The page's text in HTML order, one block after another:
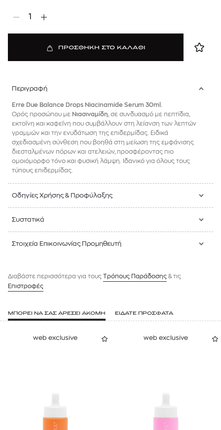
1
ΠΡΟΣΘΗΚΗ ΣΤΟ ΚΑΛΑΘΙ
Περιγραφή
Erre Due Balance Drops Niacinamide Serum 30ml.
Ορός προσώπου με Νιασιναμίδη, σε συνδυασμό με πεπτίδια,
εκτοΐνη και καφεΐνη που συμβάλλουν στη λείανση των λεπτών
γραμμών και την ενυδάτωση της επιδερμίδας. Ειδικά
σχεδιασμένη σύνθεση που βοηθά στη μείωση της εμφάνισης
διεσταλμένων πόρων και ατελειών, προσφέροντας πιο
ομοιόμορφο τόνο και φυσική λάμψη. Ιδανικό για όλους τους
τύπους επιδερμίδας.
Οδηγίες Χρήσης & Προφύλαξης
Συστατικά
Στοιχεία Επικοινωνίας Προμηθευτή
Διαβάστε περισσότερα για τους Tρόπους Παράδοσης & τις
Επιστροφές
ΜΠΟΡΕΙ ΝΑ ΣΑΣ ΑΡΕΣΕΙ ΑΚΟΜΗ ΕΙΔΑΤΕ ΠΡΟΣΦΑΤΑ
web exclusive web exclusive